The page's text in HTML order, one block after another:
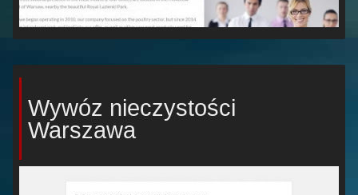
Wywóz nieczystości
Warszawa